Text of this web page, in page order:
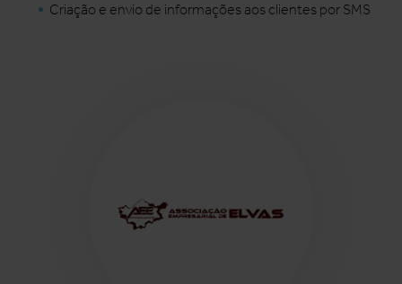
Criação e envio de informações aos clientes por SMS